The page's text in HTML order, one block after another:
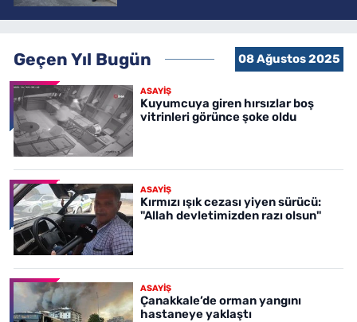
Geçen Yıl Bugün 08 Ağustos 2025
ASAYİŞ
Kuyumcuya giren hırsızlar boş
vitrinleri görünce şoke oldu
ASAYİŞ
Kırmızı ışık cezası yiyen sürücü:
"Allah devletimizden razı olsun"
ASAYİŞ
Çanakkale’de orman yangını
hastaneye yaklaştı